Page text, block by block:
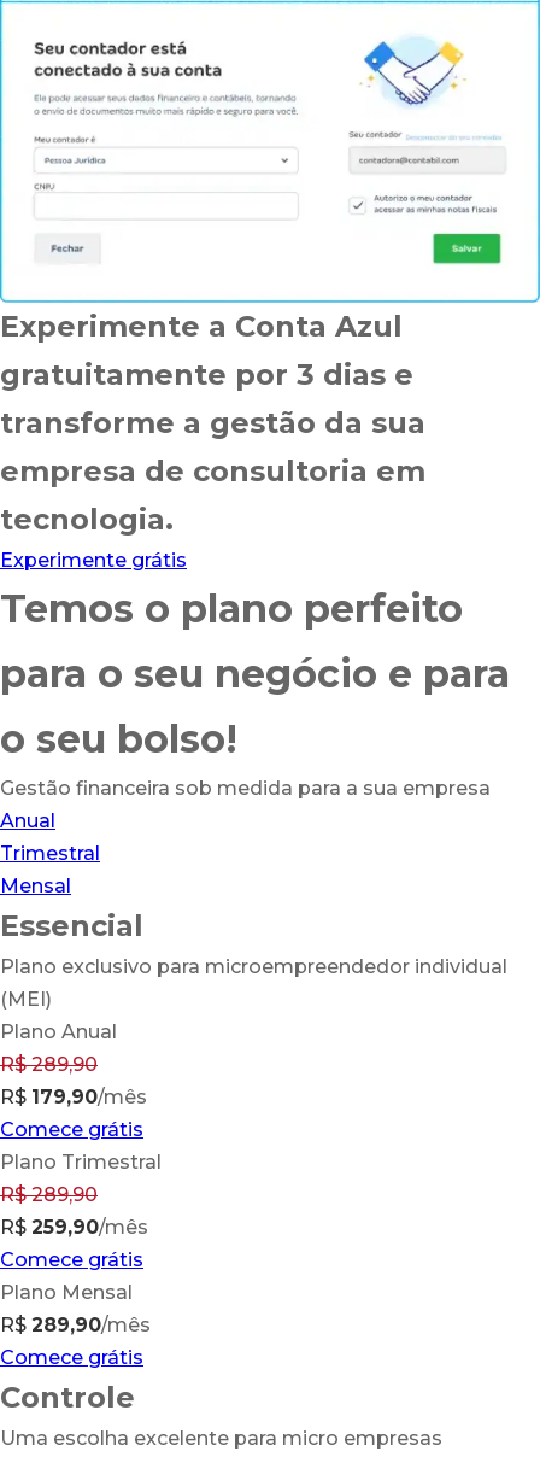
Experimente a Conta Azul
gratuitamente por 3 dias e
transforme a gestão da sua
empresa de consultoria em
tecnologia.
Experimente grátis
Temos o plano perfeito
para o seu negócio e para
o seu bolso!
Gestão financeira sob medida para a sua empresa
Anual
Trimestral
Mensal
Essencial
Plano exclusivo para microempreendedor individual
(MEI)
Plano Anual
R$289,90
R$ 179,90/mês
Comece grátis
Plano Trimestral
R$289,90
R$ 259,90/mês
Comece grátis
Plano Mensal
R$ 289,90/mês
Comece grátis
Controle
Uma escolha excelente para micro empresas